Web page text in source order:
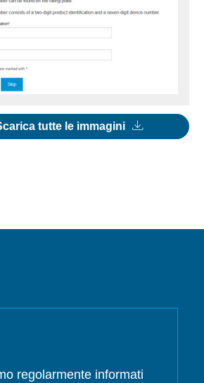
tutte le immagini
regolarmente informati